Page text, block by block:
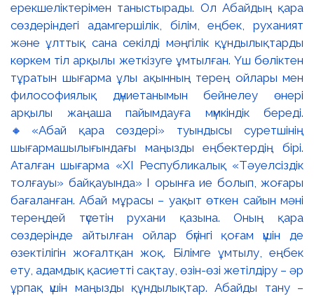
ерекшеліктерімен таныстырады. Ол Абайдың қара
сөздеріндегі адамгершілік, білім, еңбек, руханият
және ұлттық сана секілді мәңгілік құндылықтарды
көркем тіл арқылы жеткізуге ұмтылған. Үш бөліктен
тұратын шығарма ұлы ақынның терең ойлары мен
философиялық дүниетанымын бейнелеу өнері
арқылы жаңаша пайымдауға мүмкіндік береді.
🔸«Абай қара сөздері» туындысы суретшінің
шығармашылығындағы маңызды еңбектердің бірі.
Аталған шығарма «XI Республикалық «Тәуелсіздік
толғауы» байқауында» І орынға ие болып, жоғары
бағаланған. Абай мұрасы – уақыт өткен сайын мәні
тереңдей түсетін рухани қазына. Оның қара
сөздерінде айтылған ойлар бүгінгі қоғам үшін де
өзектілігін жоғалтқан жоқ. Білімге ұмтылу, еңбек
ету, адамдық қасиетті сақтау, өзін-өзі жетілдіру – әр
ұрпақ үшін маңызды құндылықтар. Абайды тану –